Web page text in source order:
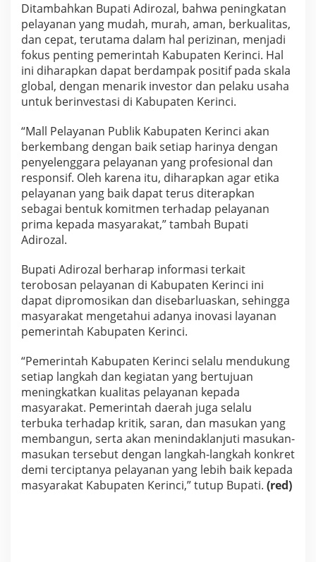
Ditambahkan Bupati Adirozal, bahwa peningkatan
pelayanan yang mudah, murah, aman, berkualitas,
dan cepat, terutama dalam hal perizinan, menjadi
fokus penting pemerintah Kabupaten Kerinci. Hal
ini diharapkan dapat berdampak positif pada skala
global, dengan menarik investor dan pelaku usaha
untuk berinvestasi di Kabupaten Kerinci.
“Mall Pelayanan Publik Kabupaten Kerinci akan
berkembang dengan baik setiap harinya dengan
penyelenggara pelayanan yang profesional dan
responsif. Oleh karena itu, diharapkan agar etika
pelayanan yang baik dapat terus diterapkan
sebagai bentuk komitmen terhadap pelayanan
prima kepada masyarakat,” tambah Bupati
Adirozal.
Bupati Adirozal berharap informasi terkait
terobosan pelayanan di Kabupaten Kerinci ini
dapat dipromosikan dan disebarluaskan, sehingga
masyarakat mengetahui adanya inovasi layanan
pemerintah Kabupaten Kerinci.
“Pemerintah Kabupaten Kerinci selalu mendukung
setiap langkah dan kegiatan yang bertujuan
meningkatkan kualitas pelayanan kepada
masyarakat. Pemerintah daerah juga selalu
terbuka terhadap kritik, saran, dan masukan yang
membangun, serta akan menindaklanjuti masukan-
masukan tersebut dengan langkah-langkah konkret
demi terciptanya pelayanan yang lebih baik kepada
masyarakat Kabupaten Kerinci,” tutup Bupati. (red)